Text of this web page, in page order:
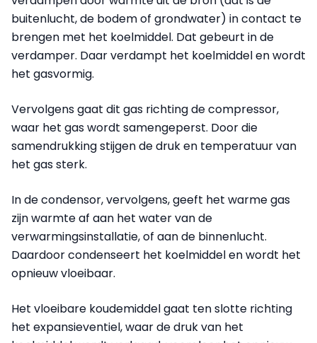
buitenlucht, de bodem of grondwater) in contact te
brengen met het koelmiddel. Dat gebeurt in de
verdamper. Daar verdampt het koelmiddel en wordt
het gasvormig.
Vervolgens gaat dit gas richting de compressor,
waar het gas wordt samengeperst. Door die
samendrukking stijgen de druk en temperatuur van
het gas sterk.
In de condensor, vervolgens, geeft het warme gas
zijn warmte af aan het water van de
verwarmingsinstallatie, of aan de binnenlucht.
Daardoor condenseert het koelmiddel en wordt het
opnieuw vloeibaar.
Het vloeibare koudemiddel gaat ten slotte richting
het expansieventiel, waar de druk van het